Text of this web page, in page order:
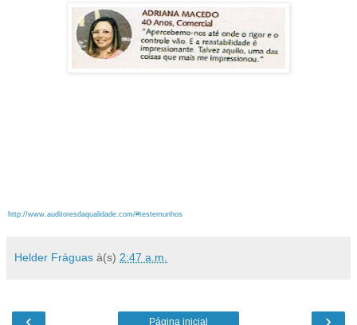
http://www.auditoresdaqualidade.com/#testemunhos
Helder Fráguas à(s) 2:47 a.m.
‹ ›
Página inicial